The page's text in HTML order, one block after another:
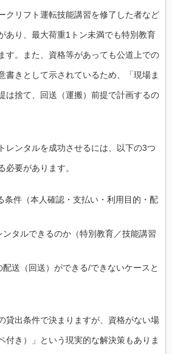
クリフト運転技能講習を修了した者など
あり、最大荷重1トン未満でも特別教育
す。また、資格等があっても公道上での
書きとして示されているため、「現場ま
は捨て、回送（運搬）前提で計画するの
レンタルを成功させるには、以下の3つ
必要があります。
条件（本人確認・支払い・利用目的・配
タルできるのか（特別教育／技能講習
送（回送）ができる/できないケースと
貸出条件で決まりますが、資格がない場
付き）」という現実的な解決策もありま